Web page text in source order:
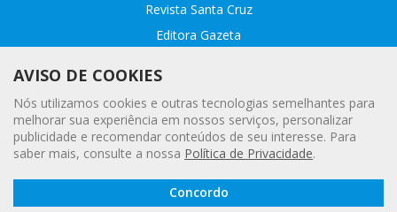
Leia a
Digital
Revista Santa Cruz
Editora Gazeta
Fale conosco
Webmail
Assinatura Premiada
Política Geral de Privacidade e Proteção
de Dados Pessoais
AVISO DE COOKIES
Nós utilizamos cookies e outras tecnologias semelhantes para
melhorar sua experiência em nossos serviços, personalizar
publicidade e recomendar conteúdos de seu interesse. Para
saber mais, consulte a nossa Política de Privacidade.
Concordo